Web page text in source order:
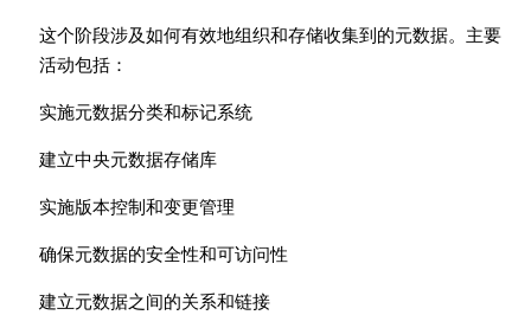
这个阶段涉及如何有效地组织和存储收集到的元数据。主要
活动包括：
实施元数据分类和标记系统
建立中央元数据存储库
实施版本控制和变更管理
确保元数据的安全性和可访问性
建立元数据之间的关系和链接